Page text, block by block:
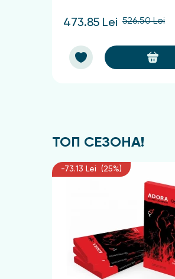
473.85 Lei 526.50 Lei
ТОП СЕЗОНА!
-73.13 Lei (25%)